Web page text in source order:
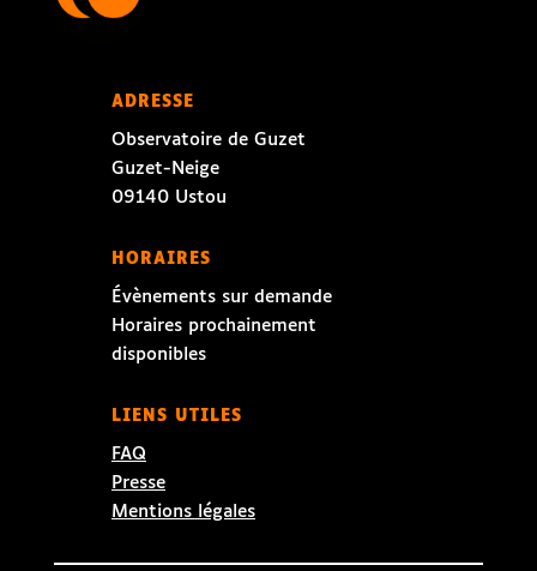
ADRESSE
Observatoire de Guzet
Guzet-Neige
09140 Ustou
HORAIRES
Évènements sur demande
Horaires prochainement
disponibles
LIENS UTILES
FAQ
Presse
Mentions légales